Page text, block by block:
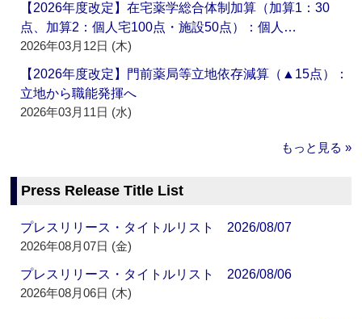
【2026年度改定】在宅薬学総合体制加算（加算1：30
点、加算2：個人宅100点・施設50点）：個人…
2026年03月12日 (木)
【2026年度改定】門前薬局等立地依存減算（▲15点）：
立地から職能発揮へ
2026年03月11日 (水)
もっと見る »
Press Release Title List
プレスリリース・タイトルリスト 2026/08/07
2026年08月07日 (金)
プレスリリース・タイトルリスト 2026/08/06
2026年08月06日 (木)